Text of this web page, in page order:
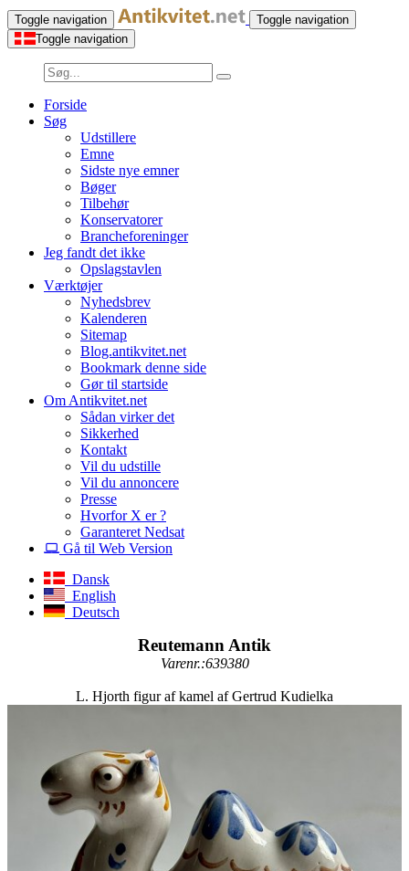
Toggle navigation
Toggle navigation
Toggle navigation
Forside
Søg
Udstillere
Emne
Sidste nye emner
Bøger
Tilbehør
Konservatorer
Brancheforeninger
Jeg fandt det ikke
Opslagstavlen
Værktøjer
Nyhedsbrev
Kalenderen
Sitemap
Blog.antikvitet.net
Bookmark denne side
Gør til startside
Om Antikvitet.net
Sådan virker det
Sikkerhed
Kontakt
Vil du udstille
Vil du annoncere
Presse
Hvorfor X er ?
Garanteret Nedsat
Gå til Web Version
Dansk
English
Deutsch
Reutemann Antik
Varenr.:639380
L. Hjorth figur af kamel af Gertrud Kudielka